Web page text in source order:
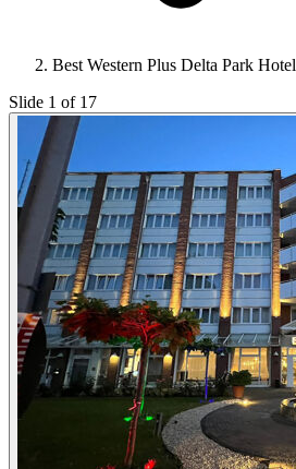
Best Western Plus Delta Park Hotel
Slide 1 of 17